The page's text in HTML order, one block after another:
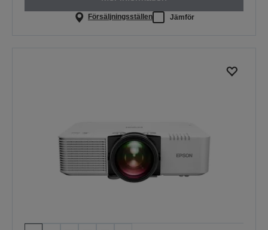
Försäljningsställen Jämför